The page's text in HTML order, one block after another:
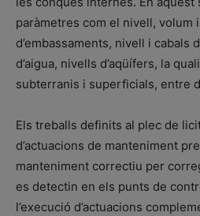
paràmetres com el nivell, volum
d’embassaments, nivell i cabals
d’aigua, nivells d’aqüífers, la
subterranis i superficials, entre
Els treballs definits al plec de
d’actuacions de manteniment
manteniment correctiu per
es detectin en els punts de
l’execució d’actuacions